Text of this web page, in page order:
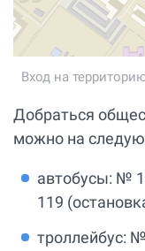
Вход на
Добраться
можно на
автобусы: №
119
троллейбус: